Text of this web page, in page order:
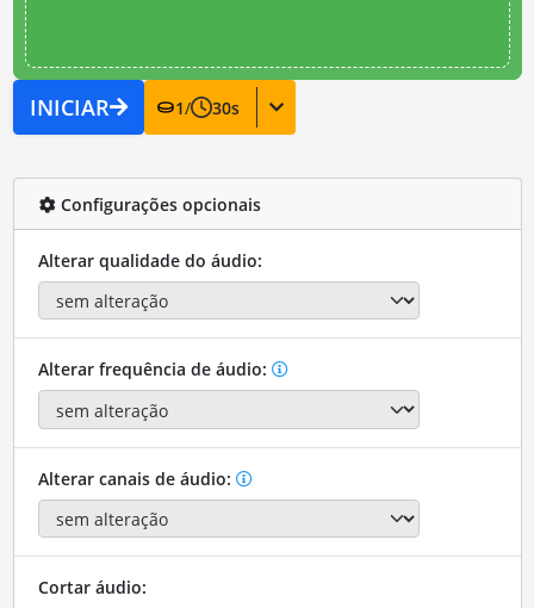
INICIAR 1/ 30s
Configurações opcionais
Alterar qualidade do áudio:
Alterar frequência de áudio:
Alterar canais de áudio:
Cortar áudio: